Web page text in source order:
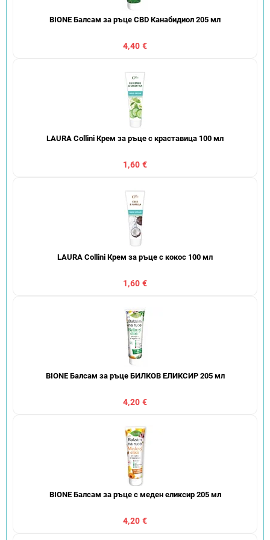
BIONE Балсам за ръце CBD Канабидиол 205 мл
4,40 €
LAURA Collini Крем за ръце с краставица 100 мл
1,60 €
LAURA Collini Крем за ръце с кокос 100 мл
1,60 €
BIONE Балсам за ръце БИЛКОВ ЕЛИКСИР 205 мл
4,20 €
BIONE Балсам за ръце с меден еликсир 205 мл
4,20 €